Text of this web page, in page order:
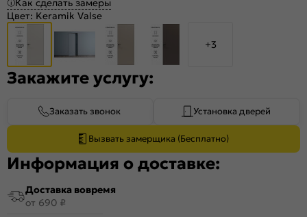
Как сделать замеры
Цвет: Keramik Valse
+3
Закажите услугу:
Заказать звонок Установка дверей
Вызвать замерщика (Бесплатно)
Информация о доставке:
Доставка вовремя
от 690 ₽